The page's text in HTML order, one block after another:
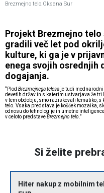
Brezmejno telo.Oksana Sur
Projekt Brezmejno
gradili več let pod
kulture, ki ga je v
enega svojih osrednjih
dogajanja.
“Plod Brezmejnega telesaje tudi
devetih držav in s katerim ustvarjava že tri
v tem obdobju, smo raziskovali tematiko,
telo. Vsaka predstava je košček mozaika,
odnosu do tehnologije in umetne
v celoto predstaveBrezmejno telo .”
Si želite
Hiter nakup z mobilnim